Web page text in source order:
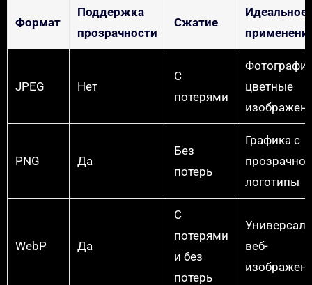
Формат
Поддержка
прозрачности
Сжатие
Идеальное
JPEG Нет
С
потерями
цветные
PNG Да
Без
потерь
Графика с
логотипы
WebP Да
С
потерями
и без
потерь
веб-